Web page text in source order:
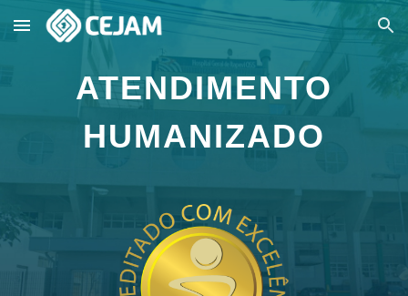
Skip to main content Skip to navigation
ATENDIMENTO
HUMANIZADO